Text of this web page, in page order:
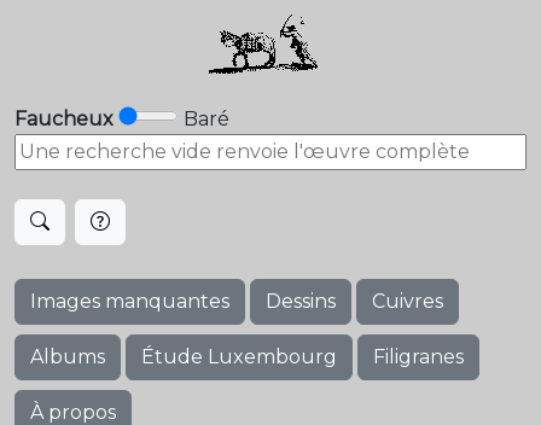
Faucheux Baré
Images manquantes Dessins Cuivres
Albums Étude Luxembourg Filigranes
À propos